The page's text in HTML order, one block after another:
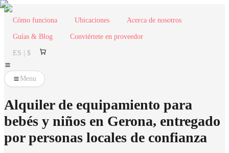
Cómo funciona Ubicaciones Acerca de nosotros
Guías & Blog Conviértete en proveedor
ES | $
Menu
Alquiler de equipamiento para
bebés y niños en Gerona, entregado
por personas locales de confianza